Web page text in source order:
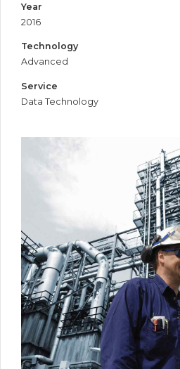
Year
2016
Technology
Advanced
Service
Data Technology